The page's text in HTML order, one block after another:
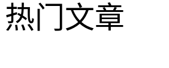
热门文章